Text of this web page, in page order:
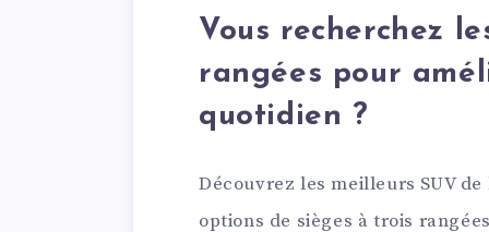
Vous recherchez
rangées pour
quotidien ?
Découvrez les meilleurs SUV
options de sièges à trois